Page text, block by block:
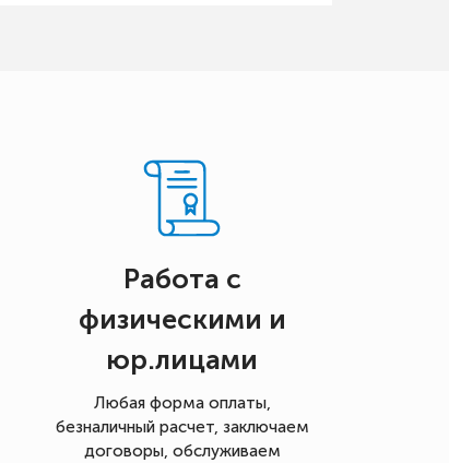
Работа с
физическими и
юр.лицами
Любая форма оплаты,
безналичный расчет, заключаем
договоры, обслуживаем